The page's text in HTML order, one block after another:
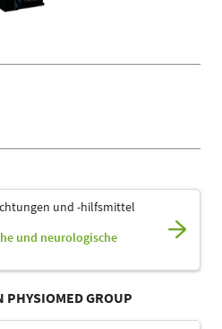
und -hilfsmittel
und neurologische
PHYSIOMED GROUP